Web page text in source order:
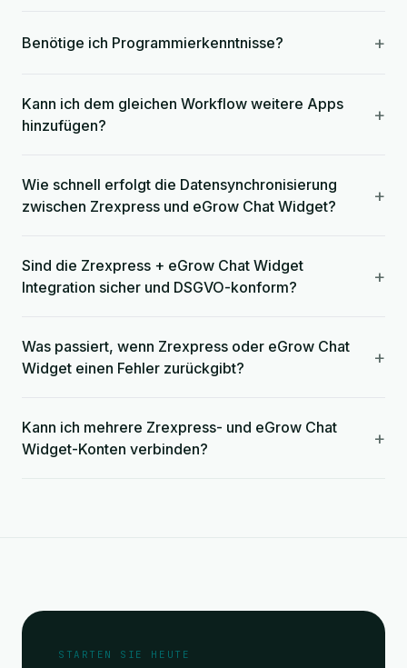
Benötige ich Programmierkenntnisse? +
Kann ich dem gleichen Workflow weitere Apps
hinzufügen?
+
Wie schnell erfolgt die Datensynchronisierung
zwischen Zrexpress und eGrow Chat Widget?
+
Sind die Zrexpress + eGrow Chat Widget
Integration sicher und DSGVO-konform?
+
Was passiert, wenn Zrexpress oder eGrow Chat
Widget einen Fehler zurückgibt?
+
Kann ich mehrere Zrexpress- und eGrow Chat
Widget-Konten verbinden?
+
STARTEN SIE HEUTE